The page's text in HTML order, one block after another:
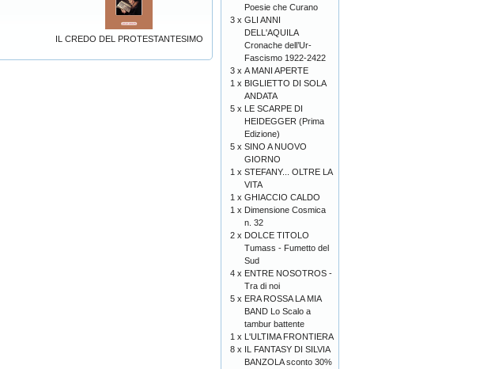
IL CREDO DEL PROTESTANTESIMO
Poesie che Curano
3 x GLI ANNI
DELL'AQUILA
Cronache dell’Ur-
Fascismo 1922-2422
3 x A MANI APERTE
1 x BIGLIETTO DI SOLA
ANDATA
5 x LE SCARPE DI
HEIDEGGER (Prima
Edizione)
5 x SINO A NUOVO
GIORNO
1 x STEFANY... OLTRE LA
VITA
1 x GHIACCIO CALDO
1 x Dimensione Cosmica
n. 32
2 x DOLCE TITOLO
Tumass - Fumetto del
Sud
4 x ENTRE NOSOTROS -
Tra di noi
5 x ERA ROSSA LA MIA
BAND Lo Scalo a
tambur battente
1 x L'ULTIMA FRONTIERA
8 x IL FANTASY DI SILVIA
BANZOLA sconto 30%